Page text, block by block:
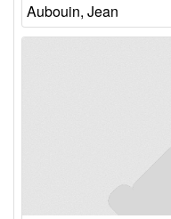
Aubouin, Jean